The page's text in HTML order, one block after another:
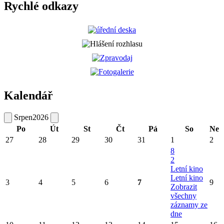
Rychlé odkazy
Kalendář
Srpen2026
Po
Út St Čt Pá So
Ne
27
28 29 30 31 1 2
3 4 5 6 7
8
2
Letní kino
Letní kino
Zobrazit
všechny
záznamy ze
dne
9